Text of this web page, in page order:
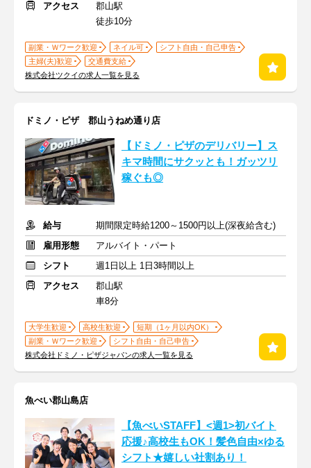
アクセス
郡山駅
徒歩10分
副業・Ｗワーク歓迎 ネイル可
シフト自由・自己申告
主婦(夫)歓迎
交通費支給
株式会社ツクイの求人一覧を見る
ドミノ・ピザ 郡山うねめ通り店
【ドミノ・ピザのデリバリー】ス
キマ時間にサクッとも！ガッツリ
稼ぐも◎
給与
期間限定時給1200～1500円以上(深夜給含む)
雇用形態
アルバイト・パート
シフト
週1日以上 1日3時間以上
アクセス
郡山駅
車8分
大学生歓迎 高校生歓迎
短期（1ヶ月以内OK）
副業・Ｗワーク歓迎
シフト自由・自己申告
株式会社ドミノ・ピザジャパンの求人一覧を見る
魚べい郡山島店
【魚べいSTAFF】<週1>初バイト
応援♪高校生もOK！髪色自由×ゆる
シフト★嬉しい社割あり！